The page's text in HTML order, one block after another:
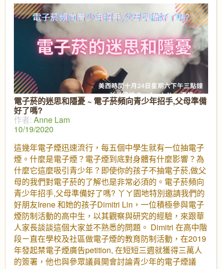
電子菸的迷思和隱憂 ~ 電子菸頻向青少年招手,父母準備
好了嗎?
作者: Anne Lam
10/19/2020
這幾年電子煙迅速流行，每五個中學生就有一位抽電子
煙。什麼是電子煙？電子煙到底對身體有什麼影響？為
什麼它這麼吸引青少年？即使你的孩子不抽電子菸,做父
母的我們對電子菸的了解也是非常必須的。電子菸頻向
青少年招手,父母準備好了嗎? 丫ㄚ園地特別邀請我們的
好朋友Irene 和她的孩子Dimitri Lin，一位積極參與電子
煙防制活動的高中生，以其觀察與研究的經驗，來跟華
人家長談談這個大家並不熟悉的問題。 Dimitri 在高中階
段ㄧ直在學校及社區做電子煙的教育防制活動，在2019
年發起禁電子煙廣告petition, 在短短三週就獲得三萬人
的簽署，他也與參眾議員開會討論青少年的電子煙議